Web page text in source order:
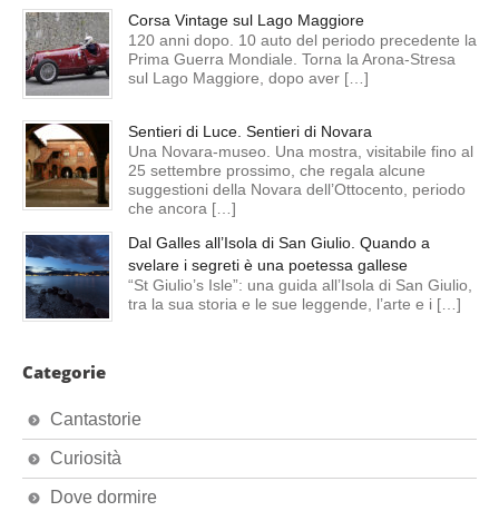
Corsa Vintage sul Lago Maggiore
120 anni dopo. 10 auto del periodo precedente la
Prima Guerra Mondiale. Torna la Arona-Stresa
sul Lago Maggiore, dopo aver […]
Sentieri di Luce. Sentieri di Novara
Una Novara-museo. Una mostra, visitabile fino al
25 settembre prossimo, che regala alcune
suggestioni della Novara dell’Ottocento, periodo
che ancora […]
Dal Galles all’Isola di San Giulio. Quando a
svelare i segreti è una poetessa gallese
“St Giulio’s Isle”: una guida all’Isola di San Giulio,
tra la sua storia e le sue leggende, l’arte e i […]
Categorie
Cantastorie
Curiosità
Dove dormire